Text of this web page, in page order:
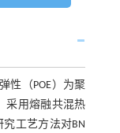
性（POE）为聚
采用熔融共混热
究工艺方法对BN